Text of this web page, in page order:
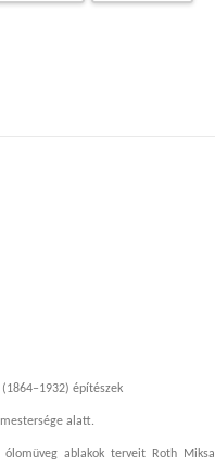
építészek
alatt.
ablakok terveit Roth Miksa